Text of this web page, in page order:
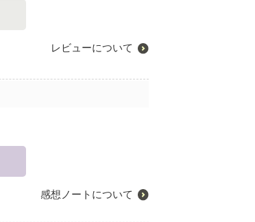
レビューについて
感想ノートについて